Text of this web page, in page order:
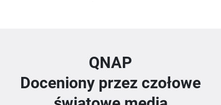
QNAP
Doceniony przez czołowe